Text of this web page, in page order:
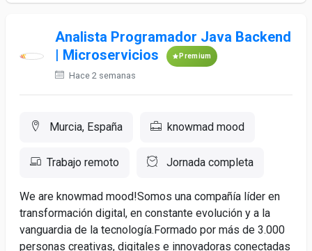
Analista Programador Java Backend
| Microservicios
Premium
Hace 2 semanas
Murcia, España knowmad mood
Trabajo remoto Jornada completa
We are knowmad mood!Somos una compañía líder en
transformación digital, en constante evolución y a la
vanguardia de la tecnología.Formado por más de 3.000
personas creativas, digitales e innovadoras conectadas